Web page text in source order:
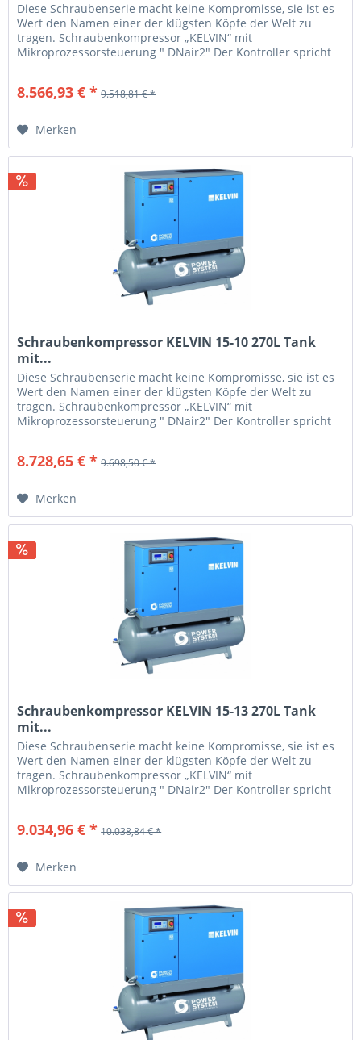
Diese Schraubenserie macht keine Kompromisse, sie ist es
Wert den Namen einer der klügsten Köpfe der Welt zu
tragen. Schraubenkompressor „KELVIN“ mit
Mikroprozessorsteuerung " DNair2" Der Kontroller spricht
8.566,93 € * 9.518,81 € *
Merken
Schraubenkompressor KELVIN 15-10 270L Tank
mit...
Diese Schraubenserie macht keine Kompromisse, sie ist es
Wert den Namen einer der klügsten Köpfe der Welt zu
tragen. Schraubenkompressor „KELVIN“ mit
Mikroprozessorsteuerung " DNair2" Der Kontroller spricht
8.728,65 € * 9.698,50 € *
Merken
Schraubenkompressor KELVIN 15-13 270L Tank
mit...
Diese Schraubenserie macht keine Kompromisse, sie ist es
Wert den Namen einer der klügsten Köpfe der Welt zu
tragen. Schraubenkompressor „KELVIN“ mit
Mikroprozessorsteuerung " DNair2" Der Kontroller spricht
9.034,96 € * 10.038,84 € *
Merken